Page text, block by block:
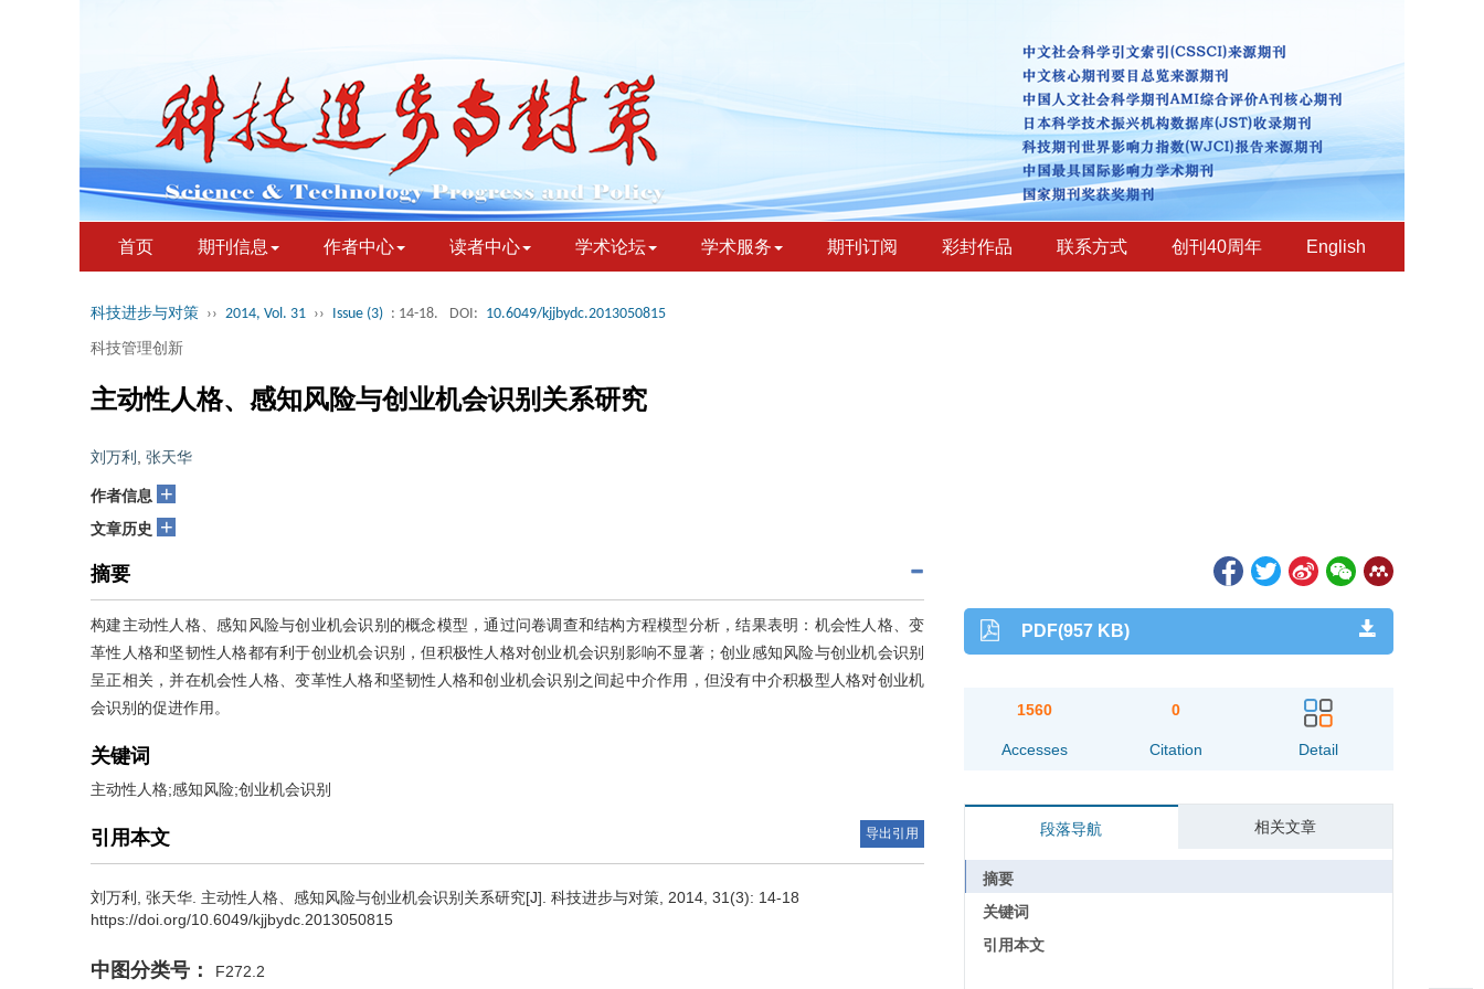
首页 期刊信息 作者中心 读者中心 学术论坛 学术服务 期刊订阅 彩封作品 联系方式 创刊40周年 English
科技进步与对策 ›› 2014, Vol. 31 ›› Issue (3) : 14-18. DOI: 10.6049/kjjbydc.2013050815
科技管理创新
主动性人格、感知风险与创业机会识别关系研究
刘万利 张天华
作者信息 +
文章历史 +
摘要
构建主动性人格、感知风险与创业机会识别的概念模型，通过问卷调查和结构方程模型分析，结果表明：机会性人格、变
革性人格和坚韧性人格都有利于创业机会识别，但积极性人格对创业机会识别影响不显著；创业感知风险与创业机会识别
呈正相关，并在机会性人格、变革性人格和坚韧性人格和创业机会识别之间起中介作用，但没有中介积极型人格对创业机
会识别的促进作用。
关键词
主动性人格;感知风险;创业机会识别
引用本文 导出引用
刘万利 张天华 主动性人格、感知风险与创业机会识别关系研究[J]. 科技进步与对策, 2014, 31(3): 14-18
https://doi.org/10.6049/kjjbydc.2013050815
中图分类号： F272.2
PDF(957 KB)
1560
Accesses
0
Citation Detail
段落导航 相关文章
摘要
关键词
引用本文